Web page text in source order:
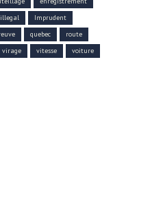
illegal
Imprudent
quebec
route
virage vitesse
voiture